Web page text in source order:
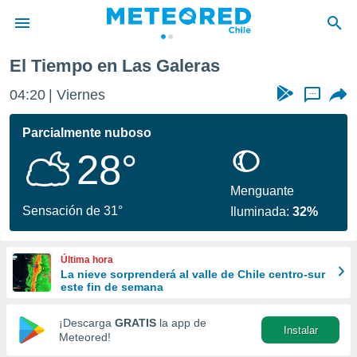
de
por
se
calidad.
a este
las
y
forma
digital
basada
El Tiempo en Las Galeras
04:20 Viernes ...
Parcialmente nuboso
28°
Sensación de 31°
Menguante
Iluminada:32%
Última hora
La nieve sorprenderá al valle de Chile centro-sur
este fin de semana
¡Descarga GRATIS la app de
Meteored!
Instalar